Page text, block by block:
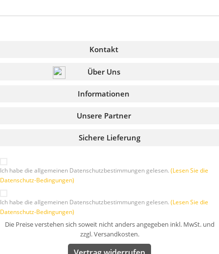
Kontakt
Über Uns
Informationen
Sichere Lieferung
Unsere Partner
Ich habe die allgemeinen Datenschutzbestimmungen gelesen. (Lesen Sie die
Datenschutz-Bedingungen)
Ich habe die allgemeinen Datenschutzbestimmungen gelesen. (Lesen Sie die
Datenschutz-Bedingungen)
Die Preise verstehen sich soweit nicht anders angegeben inkl. MwSt. und
zzgl. Versandkosten.